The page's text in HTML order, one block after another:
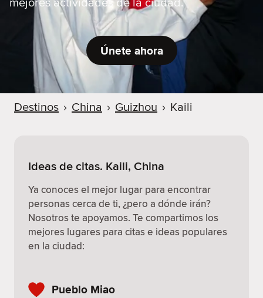
mejores actividades de la ciudad.
Únete ahora
Destinos › China › Guizhou › Kaili
Ideas de citas. Kaili, China
Ya conoces el mejor lugar para encontrar
personas cerca de ti, ¿pero a dónde irán?
Nosotros te apoyamos. Te compartimos los
mejores lugares para citas e ideas populares
en la ciudad:
Pueblo Miao